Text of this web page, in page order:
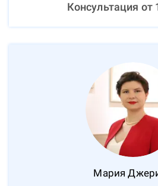
Консультация от
Мария